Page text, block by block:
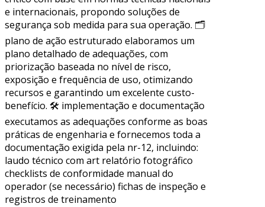
e internacionais, propondo soluções de
segurança sob medida para sua operação. 🗂
plano de ação estruturado elaboramos um
plano detalhado de adequações, com
priorização baseada no nível de risco,
exposição e frequência de uso, otimizando
recursos e garantindo um excelente custo-
benefício. 🛠 implementação e documentação
executamos as adequações conforme as boas
práticas de engenharia e fornecemos toda a
documentação exigida pela nr-12, incluindo:
laudo técnico com art relatório fotográfico
checklists de conformidade manual do
operador (se necessário) fichas de inspeção e
registros de treinamento